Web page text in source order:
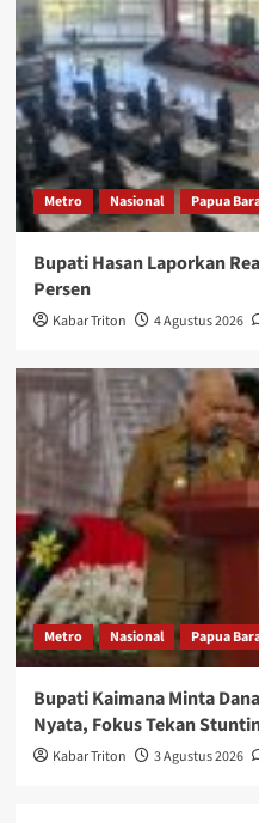
Metro Nasional Papua
Bupati Hasan Laporkan
Persen
Kabar Triton 4 Agustus 2026
Metro Nasional Papua
Bupati Kaimana Minta
Nyata, Fokus Tekan
Kabar Triton 3 Agustus 2026